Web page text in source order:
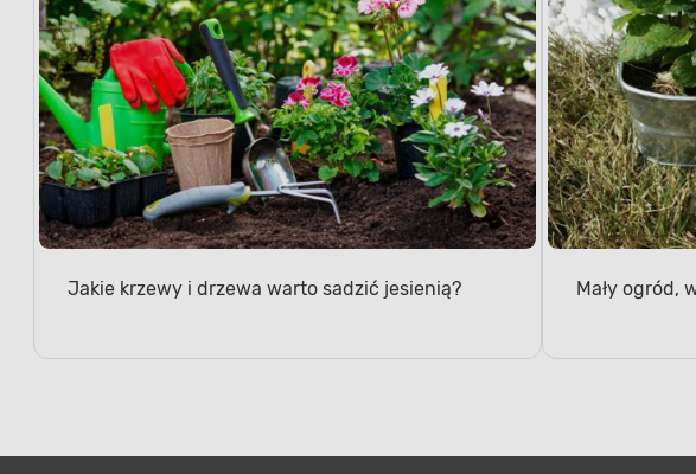
Jakie krzewy i drzewa warto sadzić jesienią? Mały ogród,